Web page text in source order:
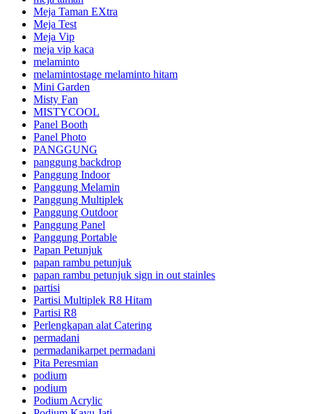
Meja Taman EXtra
Meja Test
Meja Vip
meja vip kaca
melaminto
melamintostage melaminto hitam
Mini Garden
Misty Fan
MISTYCOOL
Panel Booth
Panel Photo
PANGGUNG
panggung backdrop
Panggung Indoor
Panggung Melamin
Panggung Multiplek
Panggung Outdoor
Panggung Panel
Panggung Portable
Papan Petunjuk
papan rambu petunjuk
papan rambu petunjuk sign in out stainles
partisi
Partisi Multiplek R8 Hitam
Partisi R8
Perlengkapan alat Catering
permadani
permadanikarpet permadani
Pita Peresmian
podium
podium
Podium Acrylic